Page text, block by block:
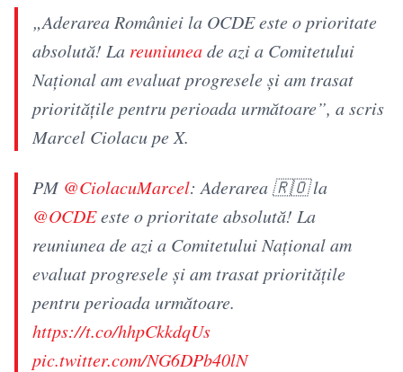
„Aderarea României la OCDE este o prioritate
absolută! La reuniuneade azi a Comitetului
Național am evaluat progresele și am trasat
prioritățile pentru perioada următoare”, a scris
Marcel Ciolacu pe X.
PM @CiolacuMarcel: Aderarea 🇷🇴 la
@OCDEeste o prioritate absolută! La
reuniunea de azi a Comitetului Național am
evaluat progresele și am trasat prioritățile
pentru perioada următoare.
https://t.co/hhpCkkdqUs
pic.twitter.com/NG6DPb40lN